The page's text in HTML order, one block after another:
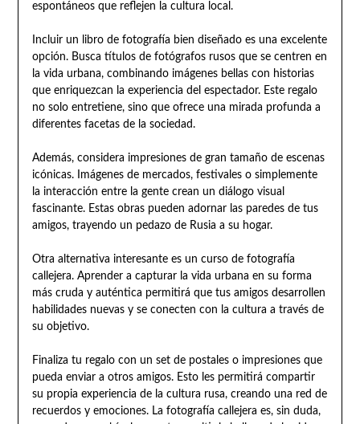
espontáneos que reflejen la cultura local.
Incluir un libro de fotografía bien diseñado es una excelente
opción. Busca títulos de fotógrafos rusos que se centren en
la vida urbana, combinando imágenes bellas con historias
que enriquezcan la experiencia del espectador. Este regalo
no solo entretiene, sino que ofrece una mirada profunda a
diferentes facetas de la sociedad.
Además, considera impresiones de gran tamaño de escenas
icónicas. Imágenes de mercados, festivales o simplemente
la interacción entre la gente crean un diálogo visual
fascinante. Estas obras pueden adornar las paredes de tus
amigos, trayendo un pedazo de Rusia a su hogar.
Otra alternativa interesante es un curso de fotografía
callejera. Aprender a capturar la vida urbana en su forma
más cruda y auténtica permitirá que tus amigos desarrollen
habilidades nuevas y se conecten con la cultura a través de
su objetivo.
Finaliza tu regalo con un set de postales o impresiones que
pueda enviar a otros amigos. Esto les permitirá compartir
su propia experiencia de la cultura rusa, creando una red de
recuerdos y emociones. La fotografía callejera es, sin duda,